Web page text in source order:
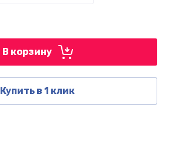
В корзину
Купить в 1 клик